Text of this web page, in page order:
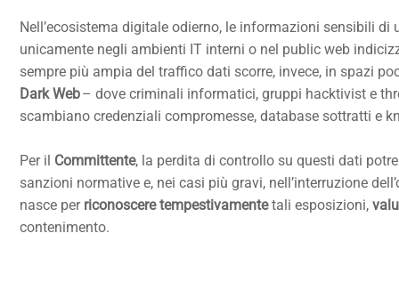
Nell’ecosistema digitale odierno, le informazioni sensibili di
unicamente negli ambienti IT interni o nel public web
sempre più ampia del traffico dati scorre, invece, in spazi
Dark Web– dove criminali informatici, gruppi hacktivist e
scambiano credenziali compromesse, database sottratti e
Per il Committente, la perdita di controllo su questi dati
sanzioni normative e, nei casi più gravi, nell’interruzione
nasce per riconoscere tempestivamentetali esposizioni,
contenimento.